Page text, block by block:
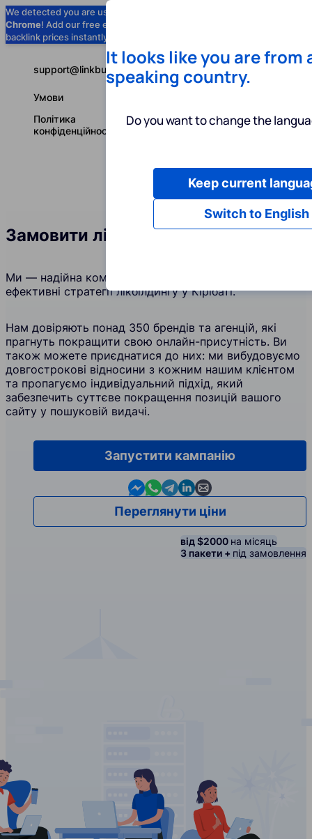
We detected you are using
Chrome! Add our free extension to check
backlink prices instantly as you browse.
Послуги
Українська
support@linkbuilder.com
Умови
Політика
конфіденційності
Замовити лінкбілдинг у Кірібаті
Ми — надійна компанія, яка створює та підтримує
ефективні стратегії лікбілдингу у Кірібаті.
Нам довіряють понад 350 брендів та агенцій, які
прагнуть покращити свою онлайн-присутність. Ви
також можете приєднатися до них: ми вибудовуємо
довгострокові відносини з кожним нашим клієнтом
та пропагуємо індивідуальний підхід, який
забезпечить суттєве покращення позицій вашого
сайту у пошуковій видачі.
Запустити кампанію
Contact us in Messenger
Contact us in WhatsApp
Contact us in Telegram
Contact us in Linkedin
Contact us by email
Переглянути ціни
від $2000 на місяць
3 пакети + під замовлення
It looks like you are from
speaking country.
Do you want to change the
Switch to English
Keep current